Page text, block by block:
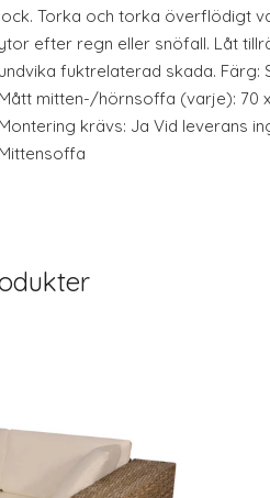
lock. Torka och torka överflödigt
ytor efter regn eller snöfall. Låt
undvika fuktrelaterad skada. Färg:
Mått mitten-/hörnsoffa (varje): 70 x
Montering krävs: Ja Vid leverans
Mittensoffa